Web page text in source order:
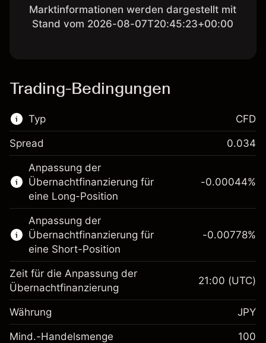
Marktinformationen werden dargestellt mit
Stand vom 2026-08-07T20:45:23+00:00
Trading-Bedingungen
Typ
Dieser Finanzmarkt steht für das CFD-
Trading zur Verfügung.
Erfahren Sie mehr über:
CFDs
CFD
Spread 0.034
Anpassung der
Übernachtfinanzierung für
eine Long-Position
Margin. Ihre Investition
¥1,000
Anpassung der
Übernachtfinanzierung
-0.00044
-0.00044%
Anpassung der
Übernachtfinanzierung für
eine Short-Position
-0.00778%
Zeit für die Anpassung der
Übernachtfinanzierung
21:00 (UTC)
Währung JPY
Mind.-Handelsmenge 100